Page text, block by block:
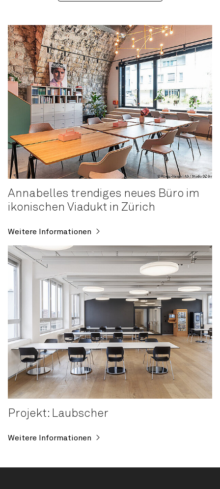
Annabelles trendiges neues Büro im
ikonischen Viadukt in Zürich
Weitere Informationen
Projekt: Laubscher
Weitere Informationen